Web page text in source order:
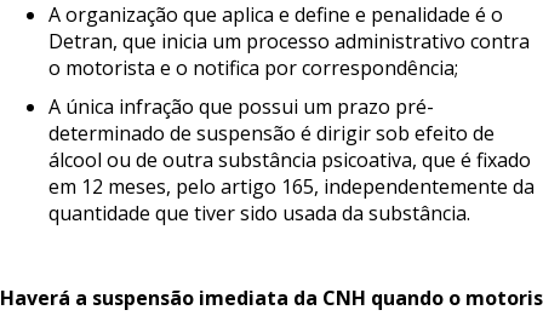
A organização que aplica e define e penalidade é o
Detran, que inicia um processo administrativo contra
o motorista e o notifica por correspondência;
A única infração que possui um prazo pré-
determinado de suspensão é dirigir sob efeito de
álcool ou de outra substância psicoativa, que é fixado
em 12 meses, pelo artigo 165, independentemente da
quantidade que tiver sido usada da substância.
Haverá a suspensão imediata da CNH quando o